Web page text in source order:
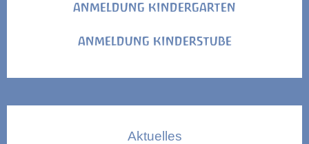
ANMELDUNG KINDERGARTEN
ANMELDUNG KINDERSTUBE
Aktuelles